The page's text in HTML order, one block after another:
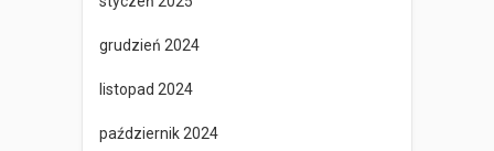
grudzień 2024
listopad 2024
październik 2024